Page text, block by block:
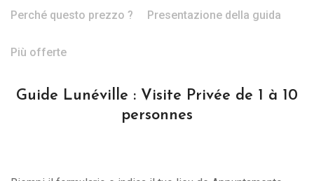
Perché questo prezzo ? Presentazione della guida
Più offerte
Guide Lunéville : Visite Privée de 1 à 10
personnes